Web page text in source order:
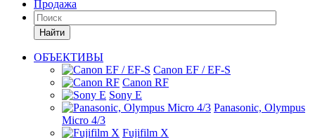
Продажа
Найти
ОБЪЕКТИВЫ
Canon EF / EF-S
Canon RF
Sony E
Panasonic, Olympus
Micro 4/3
Fujifilm X